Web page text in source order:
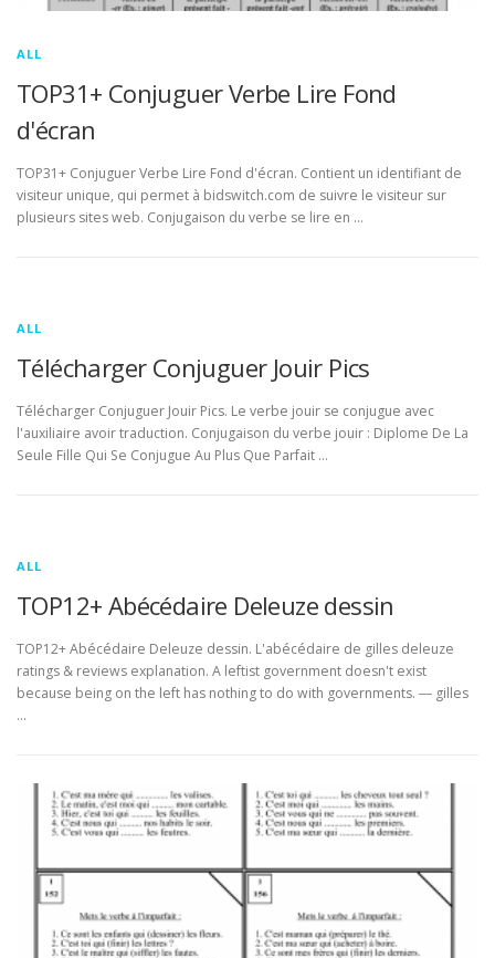
ALL
TOP31+ Conjuguer Verbe Lire Fond
d'écran
TOP31+ Conjuguer Verbe Lire Fond d'écran. Contient un identifiant de
visiteur unique, qui permet à bidswitch.com de suivre le visiteur sur
plusieurs sites web. Conjugaison du verbe se lire en …
ALL
Télécharger Conjuguer Jouir Pics
Télécharger Conjuguer Jouir Pics. Le verbe jouir se conjugue avec
l'auxiliaire avoir traduction. Conjugaison du verbe jouir : Diplome De La
Seule Fille Qui Se Conjugue Au Plus Que Parfait …
ALL
TOP12+ Abécédaire Deleuze dessin
TOP12+ Abécédaire Deleuze dessin. L'abécédaire de gilles deleuze
ratings & reviews explanation. A leftist government doesn't exist
because being on the left has nothing to do with governments. ― gilles
…